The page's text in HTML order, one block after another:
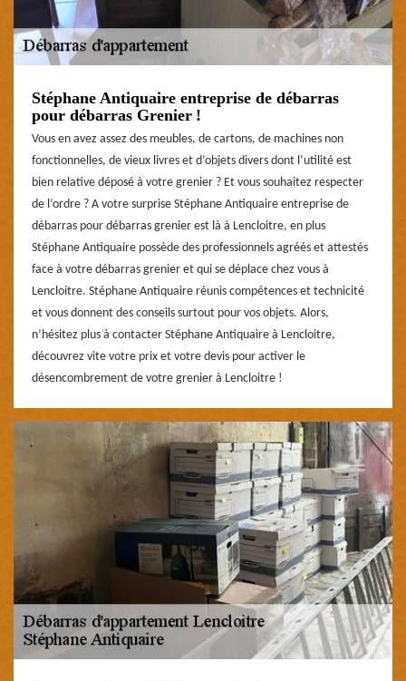
Stéphane Antiquaire entreprise de débarras
pour débarras Grenier !
Vous en avez assez des meubles, de cartons, de machines non
fonctionnelles, de vieux livres et d’objets divers dont l’utilité est
bien relative déposé à votre grenier ? Et vous souhaitez respecter
de l’ordre ? A votre surprise Stéphane Antiquaire entreprise de
débarras pour débarras grenier est là à Lencloitre, en plus
Stéphane Antiquaire possède des professionnels agréés et attestés
face à votre débarras grenier et qui se déplace chez vous à
Lencloitre. Stéphane Antiquaire réunis compétences et technicité
et vous donnent des conseils surtout pour vos objets. Alors,
n’hésitez plus à contacter Stéphane Antiquaire à Lencloitre,
découvrez vite votre prix et votre devis pour activer le
désencombrement de votre grenier à Lencloitre !